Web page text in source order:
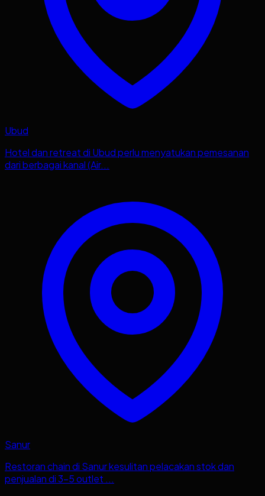
Ubud
Hotel dan retreat di Ubud perlu menyatukan pemesanan
dari berbagai kanal (Air...
Sanur
Restoran chain di Sanur kesulitan pelacakan stok dan
penjualan di 3-5 outlet ...